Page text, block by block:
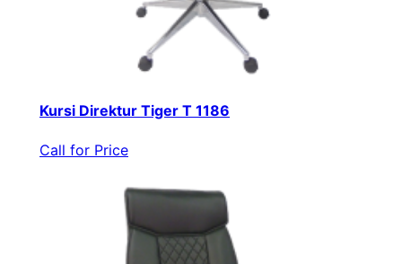
Kursi Direktur Tiger T 1186
Call for Price